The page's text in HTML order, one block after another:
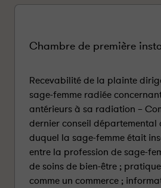
Chambre de première
Recevabilité de la plainte
sage-femme radiée
antérieurs à sa radiation –
dernier conseil départemental
duquel la sage-femme était
entre la profession de sage-
de soins de bien-être ;
comme un commerce ;